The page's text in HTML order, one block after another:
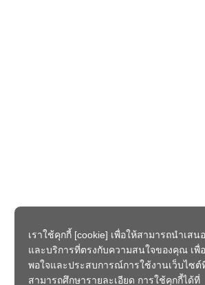
เราใช้คุกกี้ [cookie] เพื่อให้สามารถนำเสน
และบริการที่ตรงกับความสนใจของคุณ เพื่
พอใจและประสบการณ์การใช้งานเว็บไซ
สามารถศึกษารายละเอียด การใช้คุกกี้ได้ที่